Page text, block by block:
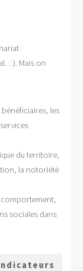
Mais on
les
du territoire,
la notoriété
sociales dans